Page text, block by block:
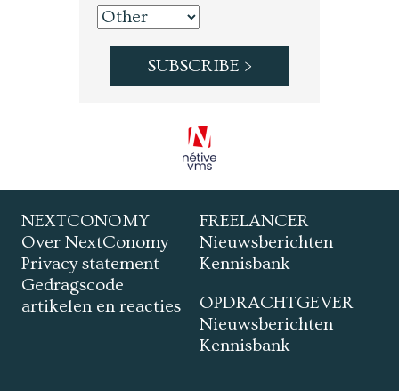
NEXTCONOMY
Over NextConomy
Privacy statement
Gedragscode
artikelen en reacties
FREELANCER
Nieuwsberichten
Kennisbank
OPDRACHTGEVER
Nieuwsberichten
Kennisbank